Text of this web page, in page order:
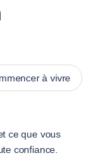
à vivre
ce que vous
confiance.